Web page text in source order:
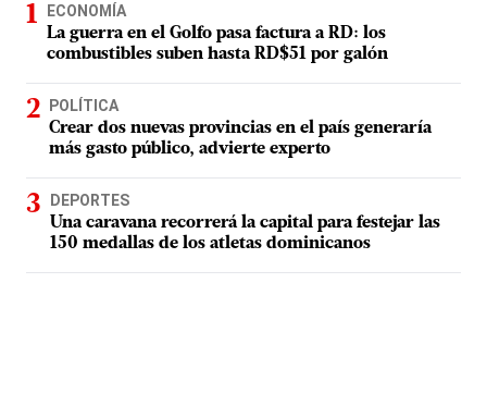
ECONOMÍA
La guerra en el Golfo pasa factura a RD: los
combustibles suben hasta RD$51 por galón
POLÍTICA
Crear dos nuevas provincias en el país generaría
más gasto público, advierte experto
DEPORTES
Una caravana recorrerá la capital para festejar las
150 medallas de los atletas dominicanos